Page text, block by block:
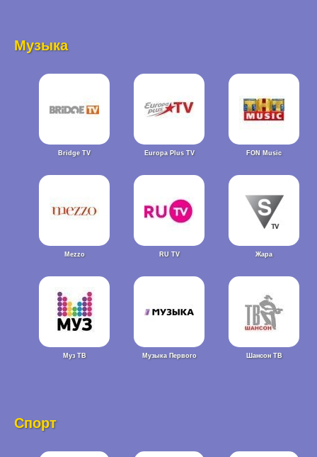
Музыка
Bridge TV Europa Plus TV FON Music
Mezzo RU TV Жара
Муз ТВ Музыка Первого Шансон ТВ
Спорт